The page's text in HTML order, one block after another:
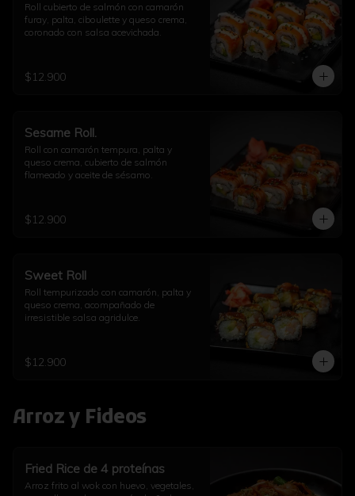
Roll cubierto de salmón con camarón
furay, palta, ciboulette y queso crema,
coronado con salsa acevichada.
$12.900
Sesame Roll.
Roll con camarón tempura, palta y
queso crema, cubierto de salmón
flameado y aceite de sésamo.
$12.900
Sweet Roll
Roll tempurizado con camarón, palta y
queso crema, acompañado de
irresistible salsa agridulce.
$12.900
Arroz y Fideos
Fried Rice de 4 proteínas
Arroz frito al wok con huevo, vegetales,